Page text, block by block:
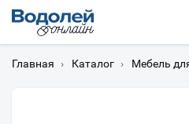
Главная › Каталог › Мебель